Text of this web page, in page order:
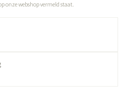
onze webshop vermeld staat.